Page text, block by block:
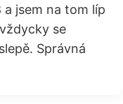
jsem na tom líp
se
Správná